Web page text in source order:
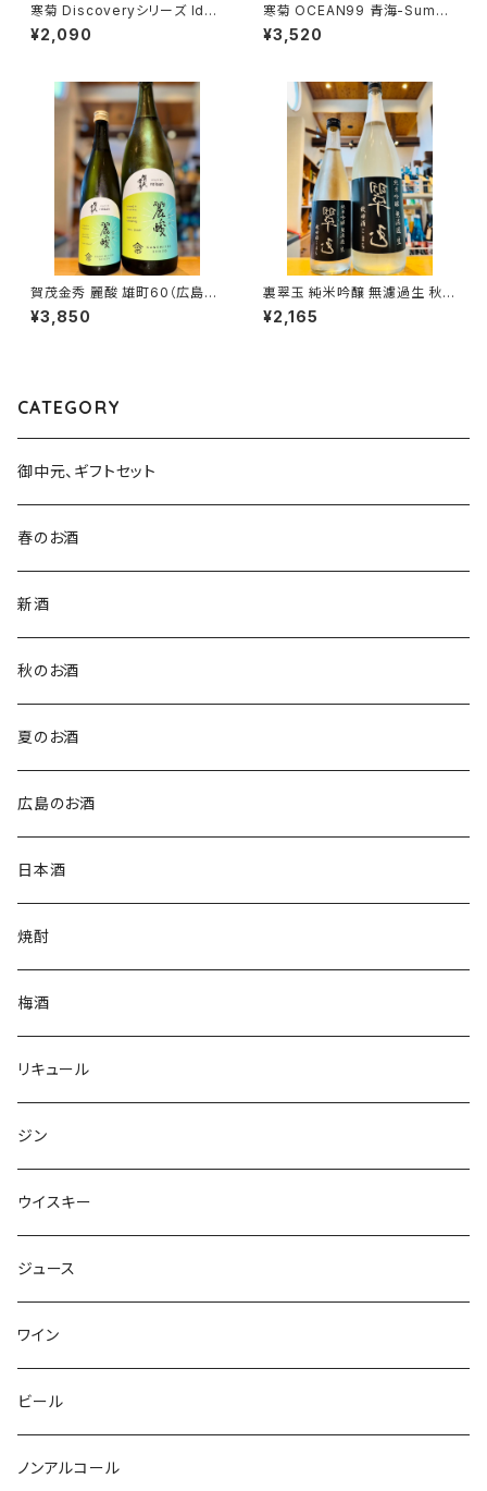
寒菊 Discoveryシリーズ Iden
tity-総の舞50 うすにごり-202
6 720ml１本（寒菊銘醸・千葉
¥2,090
寒菊 OCEAN99 青海-Summ
er Sea-2026 純米吟醸 無濾
過生原酒 1800ml１本（寒菊銘
¥3,520
賀茂金秀 麗酸 雄町60（広島限
定）1800ml１本（金光酒造・広
島県東広島市黒瀬町）
¥3,850
裏翠玉 純米吟醸 無濾過生 秋田
酒こまち 720ml１本（両関酒
造・秋田県湯沢市前森）
¥2,165
CATEGORY
御中元、ギフトセット
春のお酒
新酒
秋のお酒
夏のお酒
広島のお酒
日本酒
焼酎
梅酒
リキュール
ジン
ウイスキー
ジュース
ワイン
ビール
ノンアルコール